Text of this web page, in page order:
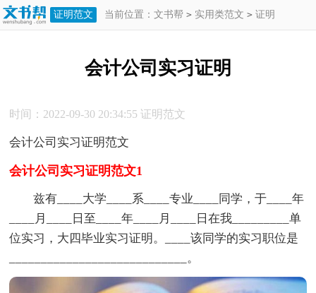
证明范文 当前位置： 文书帮 > 实用类范文 > 证明
会计公司实习证明
时间：2022-09-30 20:34:55 证明范文
会计公司实习证明范文
会计公司实习证明范文1
兹有____大学____系____专业____同学，于____年
____月____日至____年____月____日在我_________单
位实习，大四毕业实习证明。____该同学的实习职位是
____________________________。